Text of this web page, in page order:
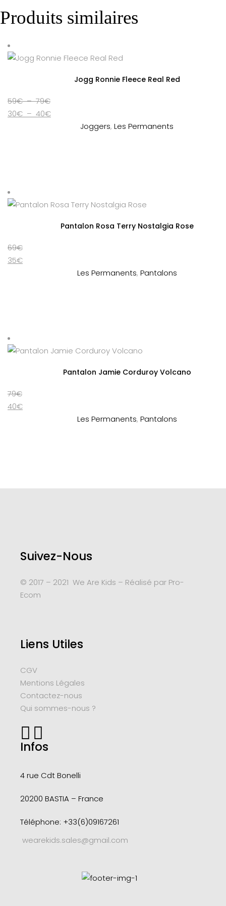
Produits similaires
Jogg Ronnie Fleece Real Red
59€–79€Plage
de
30€ – 40€Plage
Joggers, Les Permanents
Pantalon Rosa Terry Nostalgia Rose
69€
35€
Les Permanents, Pantalons
Pantalon Jamie Corduroy Volcano
79€
40€
Les Permanents, Pantalons
Infos
4 rue CdtBonelli
20200 BASTIA – France
Téléphone: +33(6)09167261
wearekids.sales@gmail.com
Liens Utiles
CGV
Mentions Légales
Contactez-nous
Qui sommes-nous ?
Suivez-Nous
© 2017 – 2021 We Are Kids – Réalisé par Pro-
Ecom